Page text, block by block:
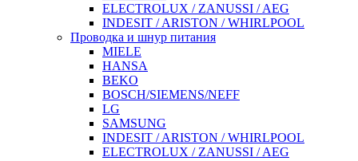
ELECTROLUX / ZANUSSI / AEG
INDESIT / ARISTON / WHIRLPOOL
Проводка и шнур питания
MIELE
HANSA
BEKO
BOSCH/SIEMENS/NEFF
LG
SAMSUNG
INDESIT / ARISTON / WHIRLPOOL
ELECTROLUX / ZANUSSI / AEG